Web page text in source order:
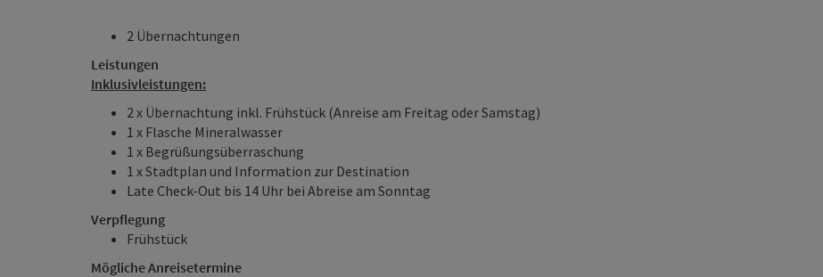
2 Übernachtungen
Leistungen
Inklusivleistungen:
2 x Übernachtung inkl. Frühstück (Anreise am Freitag oder Samstag)
1 x Flasche Mineralwasser
1 x Begrüßungsüberraschung
1 x Stadtplan und Information zur Destination
Late Check-Out bis 14 Uhr bei Abreise am Sonntag
Verpflegung
Frühstück
Mögliche Anreisetermine